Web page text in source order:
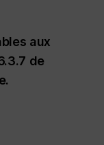
aux
de